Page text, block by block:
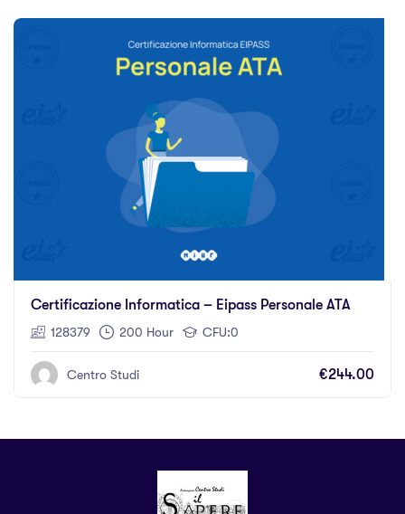
Certificazione Informatica – Eipass Personale ATA
128379 200 Hour CFU:0
Centro Studi €244.00